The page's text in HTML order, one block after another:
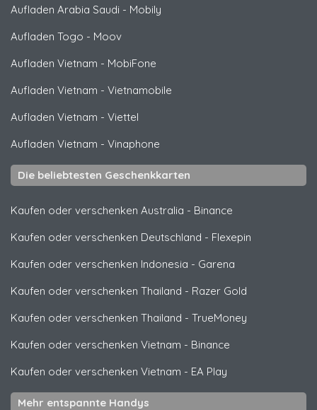
Aufladen Arabia Saudi - Mobily
Aufladen Togo - Moov
Aufladen Vietnam - MobiFone
Aufladen Vietnam - Vietnamobile
Aufladen Vietnam - Viettel
Aufladen Vietnam - Vinaphone
Die beliebtesten Geschenkkarten
Kaufen oder verschenken Australia - Binance
Kaufen oder verschenken Deutschland - Flexepin
Kaufen oder verschenken Indonesia - Garena
Kaufen oder verschenken Thailand - Razer Gold
Kaufen oder verschenken Thailand - TrueMoney
Kaufen oder verschenken Vietnam - Binance
Kaufen oder verschenken Vietnam - EA Play
Mehr entspannte Handys